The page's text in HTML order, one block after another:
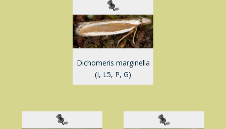
Dichomeris marginella
(I, L5, P, G)